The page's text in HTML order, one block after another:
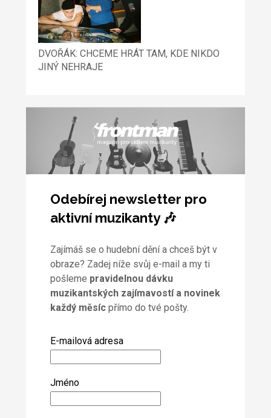
DVOŘÁK: CHCEME HRÁT TAM, KDE NIKDO
JINÝ NEHRAJE
Odebírej newsletter pro
aktivní muzikanty 🎶
Zajímáš se o hudební dění a chceš být v
obraze? Zadej níže svůj e-mail a my ti
pošleme pravidelnou dávku
muzikantských zajímavostí a novinek
každý měsícpřímo do tvé pošty.
E-mailová adresa
Jméno